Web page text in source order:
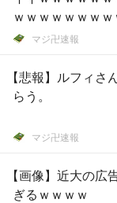
ｗｗｗｗｗｗｗ
マジ卍速報
【悲報】ルフィさ
らう。
マジ卍速報
【画像】近大の広
ぎるｗｗｗｗ